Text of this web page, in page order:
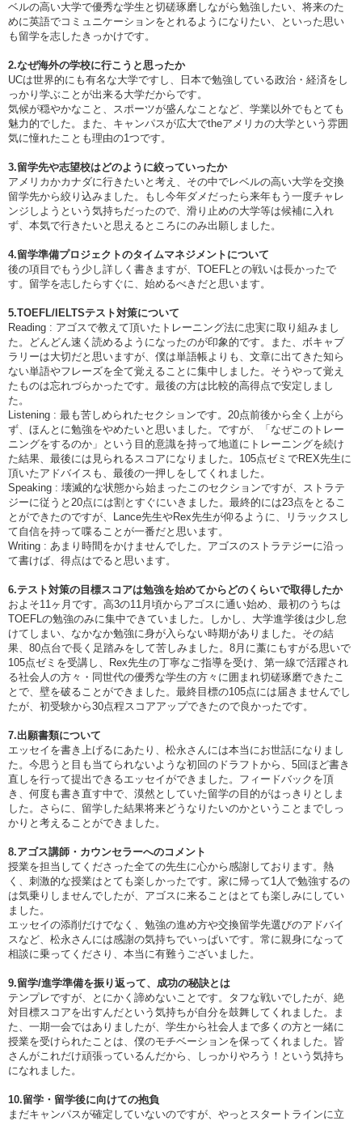
ベルの高い大学で優秀な学生と切磋琢磨しながら勉強したい、将来のた
めに英語でコミュニケーションをとれるようになりたい、といった思い
も留学を志したきっかけです。
2.なぜ海外の学校に行こうと思ったか
UCは世界的にも有名な大学ですし、日本で勉強している政治・経済をし
っかり学ぶことが出来る大学だからです。
気候が穏やかなこと、スポーツが盛んなことなど、学業以外でもとても
魅力的でした。また、キャンパスが広大でtheアメリカの大学という雰囲
気に憧れたことも理由の1つです。
3.留学先や志望校はどのように絞っていったか
アメリカかカナダに行きたいと考え、その中でレベルの高い大学を交換
留学先から絞り込みました。もし今年ダメだったら来年もう一度チャレ
ンジしようという気持ちだったので、滑り止めの大学等は候補に入れ
ず、本気で行きたいと思えるところにのみ出願しました。
4.留学準備プロジェクトのタイムマネジメントについて
後の項目でもう少し詳しく書きますが、TOEFLとの戦いは長かったで
す。留学を志したらすぐに、始めるべきだと思います。
5.TOEFL/IELTSテスト対策について
Reading : アゴスで教えて頂いたトレーニング法に忠実に取り組みまし
た。どんどん速く読めるようになったのが印象的です。また、ボキャブ
ラリーは大切だと思いますが、僕は単語帳よりも、文章に出てきた知ら
ない単語やフレーズを全て覚えることに集中しました。そうやって覚え
たものは忘れづらかったです。最後の方は比較的高得点で安定しまし
た。
Listening : 最も苦しめられたセクションです。20点前後から全く上がら
ず、ほんとに勉強をやめたいと思いました。ですが、「なぜこのトレー
ニングをするのか」という目的意識を持って地道にトレーニングを続け
た結果、最後には見られるスコアになりました。105点ゼミでREX先生に
頂いたアドバイスも、最後の一押しをしてくれました。
Speaking : 壊滅的な状態から始まったこのセクションですが、ストラテ
ジーに従うと20点には割とすぐにいきました。最終的には23点をとるこ
とができたのですが、Lance先生やRex先生が仰るように、リラックスし
て自信を持って喋ることが一番だと思います。
Writing : あまり時間をかけませんでした。アゴスのストラテジーに沿っ
て書けば、得点はでると思います。
6.テスト対策の目標スコアは勉強を始めてからどのくらいで取得したか
およそ11ヶ月です。高3の11月頃からアゴスに通い始め、最初のうちは
TOEFLの勉強のみに集中できていました。しかし、大学進学後は少し怠
けてしまい、なかなか勉強に身が入らない時期がありました。その結
果、80点台で長く足踏みをして苦しみました。8月に藁にもすがる思いで
105点ゼミを受講し、Rex先生の丁寧なご指導を受け、第一線で活躍され
る社会人の方々・同世代の優秀な学生の方々に囲まれ切磋琢磨できたこ
とで、壁を破ることができました。最終目標の105点には届きませんでし
たが、初受験から30点程スコアアップできたので良かったです。
7.出願書類について
エッセイを書き上げるにあたり、松永さんには本当にお世話になりまし
た。今思うと目も当てられないような初回のドラフトから、5回ほど書き
直しを行って提出できるエッセイができました。フィードバックを頂
き、何度も書き直す中で、漠然としていた留学の目的がはっきりとしま
した。さらに、留学した結果将来どうなりたいのかということまでしっ
かりと考えることができました。
8.アゴス講師・カウンセラーへのコメント
授業を担当してくださった全ての先生に心から感謝しております。熱
く、刺激的な授業はとても楽しかったです。家に帰って1人で勉強するの
は気乗りしませんでしたが、アゴスに来ることはとても楽しみにしてい
ました。
エッセイの添削だけでなく、勉強の進め方や交換留学先選びのアドバイ
スなど、松永さんには感謝の気持ちでいっぱいです。常に親身になって
相談に乗ってくださり、本当に有難うございました。
9.留学/進学準備を振り返って、成功の秘訣とは
テンプレですが、とにかく諦めないことです。タフな戦いでしたが、絶
対目標スコアを出すんだという気持ちが自分を鼓舞してくれました。ま
た、一期一会ではありましたが、学生から社会人まで多くの方と一緒に
授業を受けられたことは、僕のモチベーションを保ってくれました。皆
さんがこれだけ頑張っているんだから、しっかりやろう！という気持ち
になれました。
10.留学・留学後に向けての抱負
まだキャンパスが確定していないのですが、やっとスタートラインに立